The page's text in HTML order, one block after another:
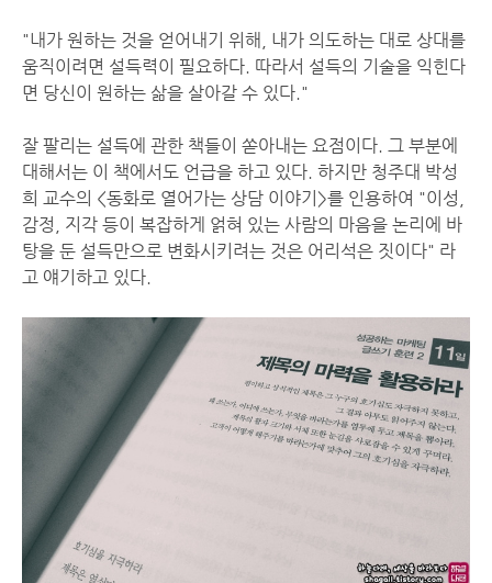
"내가 원하는 것을 얻어내기 위해, 내가 의도하는 대로 상대를
움직이려면 설득력이 필요하다. 따라서 설득의 기술을 익힌다
면 당신이 원하는 삶을 살아갈 수 있다."
잘 팔리는 설득에 관한 책들이 쏟아내는 요점이다. 그 부분에
대해서는 이 책에서도 언급을 하고 있다. 하지만 청주대 박성
희 교수의 <동화로 열어가는 상담 이야기>를 인용하여 "이성,
감정, 지각 등이 복잡하게 얽혀 있는 사람의 마음을 논리에 바
탕을 둔 설득만으로 변화시키려는 것은 어리석은 짓이다" 라
고 얘기하고 있다.